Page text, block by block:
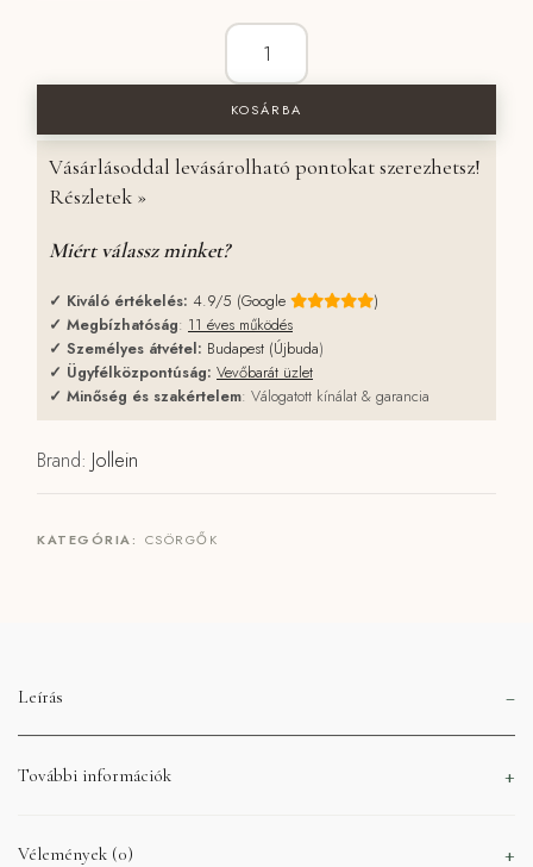
Jollein csukló csörgő - Charlie Cat
KOSÁRBA
Vásárlásoddal levásárolható pontokat szerezhetsz!
Részletek »
Miért válassz minket?
✓ Kiváló értékelés: 4.9/5 (Google
)
✓ Megbízhatóság: 11 éves működés
✓ Személyes átvétel: Budapest (Újbuda)
✓ Ügyfélközpontúság: Vevőbarát üzlet
✓ Minőség és szakértelem: Válogatott kínálat & garancia
Brand: Jollein
KATEGÓRIA: CSÖRGŐK
Leírás
További információk
Vélemények (0)